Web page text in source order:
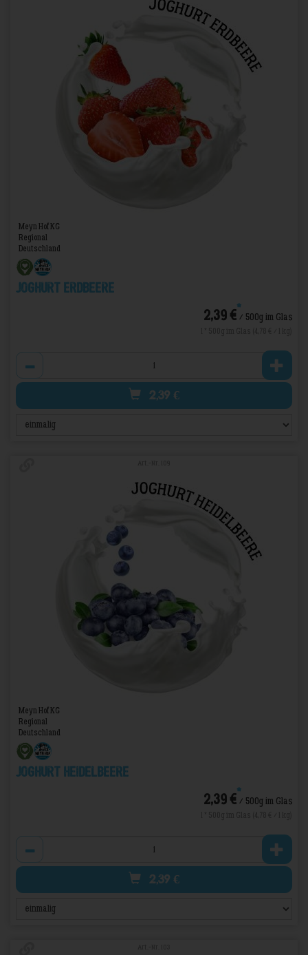
Meyn Hof KG
Regional
Deutschland
Joghurt Erdbeere
2,39 €*/ 500g im Glas
2,39 €
Meyn Hof KG
Regional
Deutschland
Joghurt Heidelbeere
2,39 €*/ 500g im Glas
2,39 €